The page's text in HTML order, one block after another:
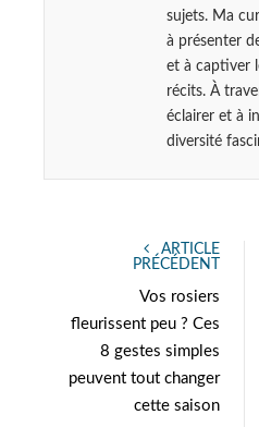
sujets. Ma
à présenter
et à captiver
récits. À
éclairer et à
diversité
ARTICLE
PRÉCÉDENT
Vos rosiers
fleurissent peu ? Ces
8 gestes simples
peuvent tout changer
cette saison